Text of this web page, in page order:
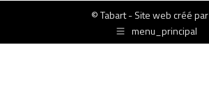
© Tabart - Site web créé par
menu_principal